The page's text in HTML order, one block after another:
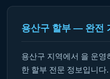
용산구 할부 — 완전
용산구 지역에서 을 운영
한 할부 전문 정보입니다.